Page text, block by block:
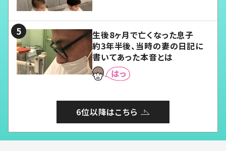
生後8ヶ月で亡くなった息子
約3年半後、当時の妻の日記に
書いてあった本音とは
6位以降はこちら